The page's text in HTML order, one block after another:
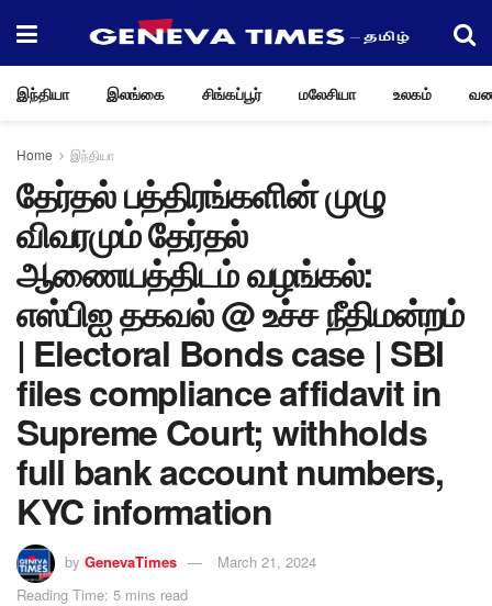
இந்தியா இலங்கை சிங்கப்பூர் மலேசியா உலகம்
Home இந்தியா
தேர்தல் பத்திரங்களின் முழு
விவரமும் தேர்தல்
ஆணையத்திடம் வழங்கல்:
எஸ்பிஐ தகவல் @ உச்ச நீதிமன்றம்
| Electoral Bonds case | SBI
files compliance affidavit in
Supreme Court; withholds
full bank account numbers,
KYC information
by GenevaTimes
March 21, 2024
Reading Time: 5 mins read